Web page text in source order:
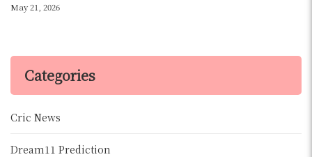
May 21, 2026
Categories
Cric News
Dream11 Prediction